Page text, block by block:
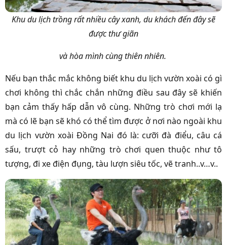
Khu du lịch trồng rất nhiều cây xanh, du khách đến đây sẽ
được thư giãn
và hòa mình cùng thiên nhiên.
Nếu bạn thắc mắc không biết khu du lịch vườn xoài có gì
chơi không thì chắc chắn những điều sau đây sẽ khiến
bạn cảm thấy hấp dẫn vô cùng. Những trò chơi mới lạ
mà có lẽ bạn sẽ khó có thể tìm được ở nơi nào ngoài khu
du lịch vườn xoài Đồng Nai đó là: cưỡi đà điểu, câu cá
sấu, trượt cỏ hay những trò chơi quen thuộc như tô
tượng, đi xe điện đụng, tàu lượn siêu tốc, vẽ tranh..v…v..